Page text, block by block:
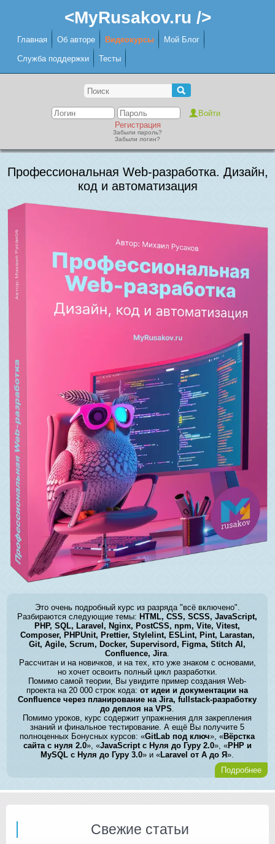
<MyRusakov.ru />
Главная Об авторе Видеокурсы Мой Блог
Служба поддержки Тесты
Регистрация
Забыли пароль?
Забыли логин?
Профессиональная Web-разработка. Дизайн,
код и автоматизация
Это очень подробный курс из разряда "всё включено".
Разбираются следующие темы: HTML, CSS, SCSS, JavaScript,
PHP, SQL, Laravel, Nginx, PostCSS, npm, Vite, Vitest,
Composer, PHPUnit, Prettier, Stylelint, ESLint, Pint, Larastan,
Git, Agile, Scrum, Docker, Supervisord, Figma, Stitch AI,
Confluence, Jira.
Рассчитан и на новичков, и на тех, кто уже знаком с основами,
но хочет освоить полный цикл разработки.
Помимо самой теории, Вы увидите пример создания Web-
проекта на 20 000 строк кода:от идеи и документации на
Confluence через планирование на Jira, fullstack-разработку
до деплоя на VPS.
Помимо уроков, курс содержит упражнения для закрепления
знаний и финальное тестирование. А ещё Вы получите 5
полноценных Бонусных курсов: «GitLab под ключ», «Вёрстка
сайта с нуля 2.0», «JavaScript с Нуля до Гуру 2.0», «PHP и
MySQL с Нуля до Гуру 3.0» и «Laravel от А до Я».
Подробнее
Свежие статьи